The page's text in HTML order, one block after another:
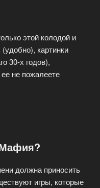
этой колодой и
картинки
30-х годов),
не пожалеете
должна приносить
игры, которые